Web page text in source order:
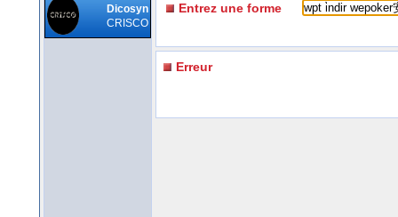
Dicosyn
CRISCO
Entrez une forme
Erreur